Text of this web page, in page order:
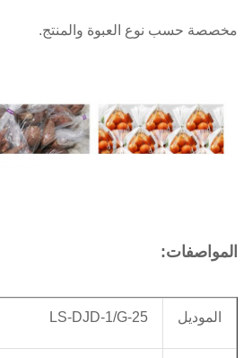
مخصصة حسب نوع العبوة والمنتج.
المواصفات:
الموديل